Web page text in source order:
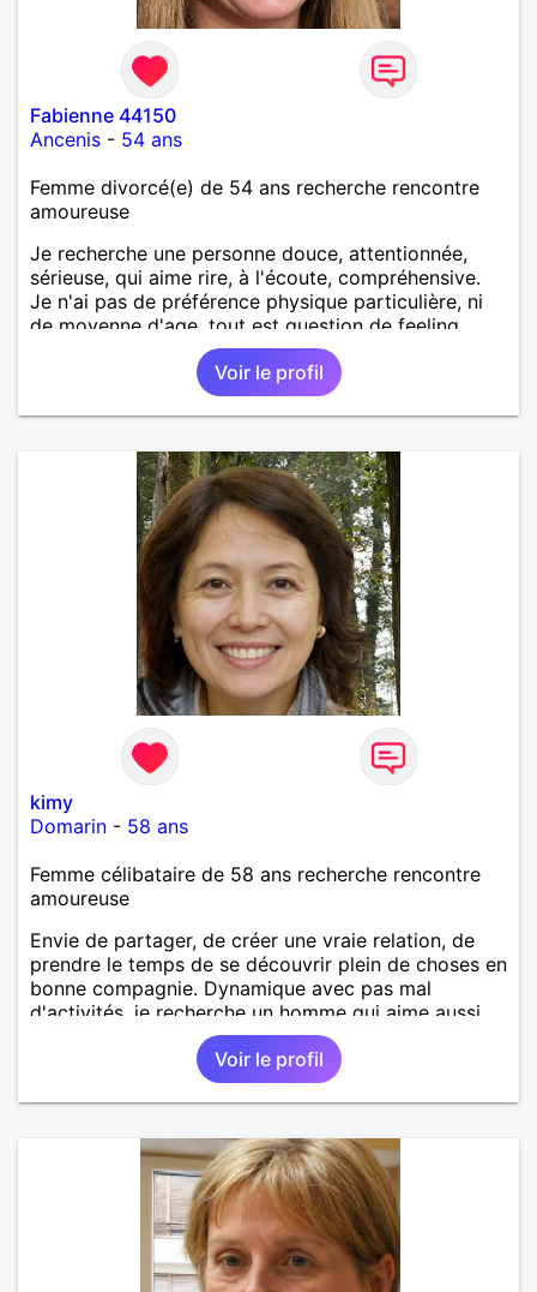
Fabienne 44150
Ancenis - 54 ans
Femme divorcé(e) de 54 ans recherche rencontre
amoureuse
Je recherche une personne douce, attentionnée,
sérieuse, qui aime rire, à l'écoute, compréhensive.
Je n'ai pas de préférence physique particulière, ni
de moyenne d'age, tout est question de feeling.
Voir le profil
kimy
Domarin - 58 ans
Femme célibataire de 58 ans recherche rencontre
amoureuse
Envie de partager, de créer une vraie relation, de
prendre le temps de se découvrir plein de choses en
bonne compagnie. Dynamique avec pas mal
d'activités, je recherche un homme qui aime aussi
Voir le profil